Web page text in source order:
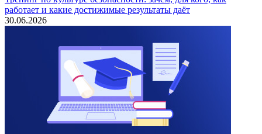
работает и какие достижимые результаты даёт
30.06.2026